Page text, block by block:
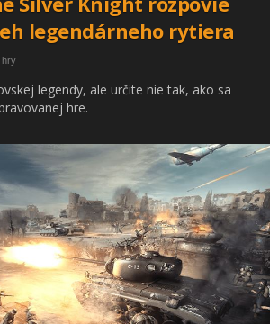
legendárneho rytiera
hry
legendy, ale určite nie tak, ako sa
hre.